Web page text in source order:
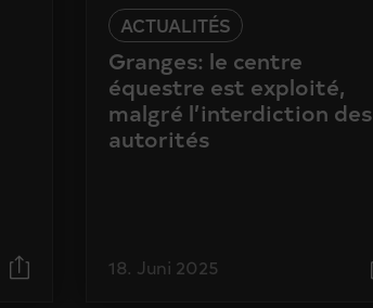
ACTUALITÉS
Granges: le centre
équestre est exploité,
malgré l’interdiction des
autorités
18. Juni 2025